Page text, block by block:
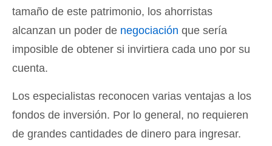
tamaño de este patrimonio, los ahorristas
alcanzan un poder de negociación que sería
imposible de obtener si invirtiera cada uno por su
cuenta.
Los especialistas reconocen varias ventajas a los
fondos de inversión. Por lo general, no requieren
de grandes cantidades de dinero para ingresar.